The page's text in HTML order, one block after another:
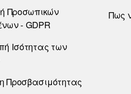
Προσωπικών
- GDPR
Ισότητας των
Προσβασιμότητας
Πως